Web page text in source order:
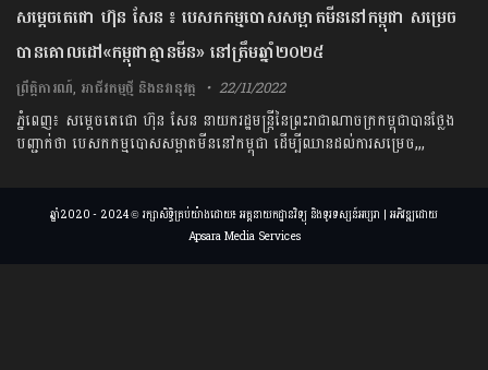
សម្តេចតេជោ ហ៊ុន សែន ៖ បេសកកម្មបោសសម្អាតមីននៅកម្ពុជា សម្រេច
បានគោលដៅ«កម្ពុជាគ្មានមីន» នៅត្រឹមឆ្នាំ២០២៥
ព្រឹត្តិការណ៍, អាជីវកម្មថ្មី និងនវានុវត្ត 22/11/2022
ភ្នំពេញ៖ សម្ដេចតេជោ ហ៊ុន សែន នាយករដ្ឋមន្ត្រីនៃព្រះរាជាណាចក្រកម្ពុជាបានថ្លែង
បញ្ជាក់ថា បេសកកម្មបោសសម្អាតមីននៅកម្ពុជា ដើម្បីឈានដល់ការសម្រេច,,,
ឆ្នាំ2020 - 2024 © រក្សាសិទ្ធិគ្រប់យ៉ាងដោយ៖ អគ្គនាយកដ្ឋានវិទ្យុ និងទូរទស្សន៍អប្សរា | អភិវឌ្ឍដោយ
Apsara Media Services